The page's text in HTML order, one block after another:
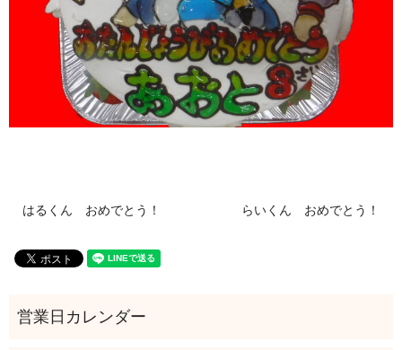
はるくん おめでとう！ らいくん おめでとう！